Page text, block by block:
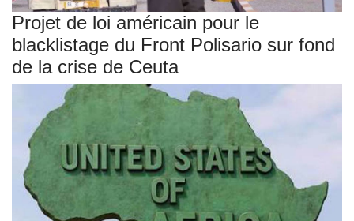
Projet de loi américain pour le
blacklistage du Front Polisario sur fond
de la crise de Ceuta